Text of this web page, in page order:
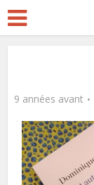
9 années avant